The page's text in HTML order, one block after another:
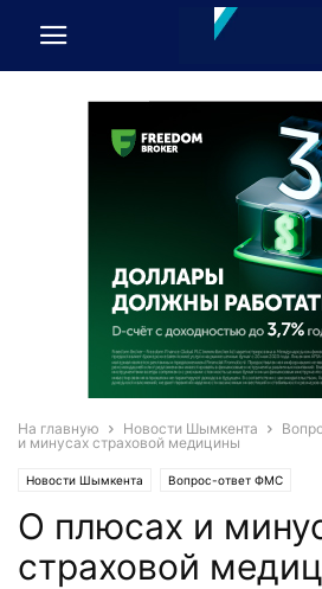
На главную Новости Шымкента
и минусах страховой медицины
Новости Шымкента Вопрос-ответ ФМС
О плюсах и
страховой